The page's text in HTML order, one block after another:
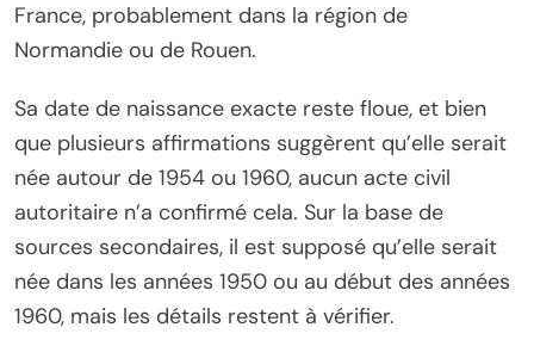
France, probablement dans la région de
Normandie ou de Rouen.
Sa date de naissance exacte reste floue, et bien
que plusieurs affirmations suggèrent qu’elle serait
née autour de 1954 ou 1960, aucun acte civil
autoritaire n’a confirmé cela. Sur la base de
sources secondaires, il est supposé qu’elle serait
née dans les années 1950 ou au début des années
1960, mais les détails restent à vérifier.